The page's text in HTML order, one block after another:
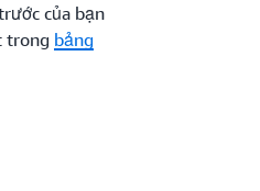
của bạn
trong bảng